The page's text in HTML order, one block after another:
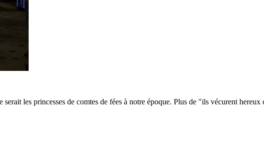
les princesses de comtes de fées à notre époque. Plus de "ils vécurent